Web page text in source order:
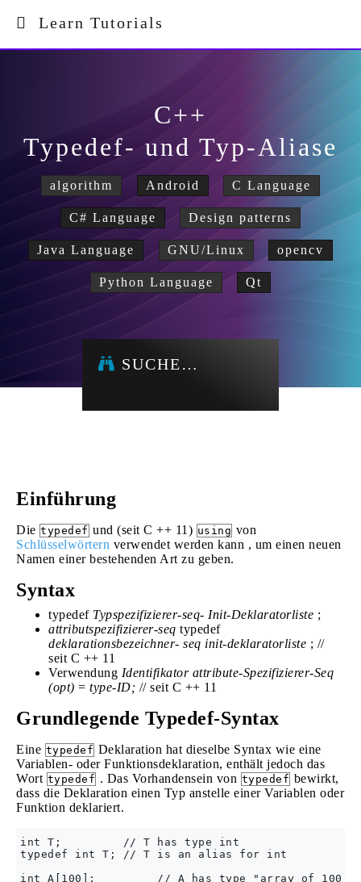
Learn Tutorials
C++
Typedef- und Typ-Aliase
algorithm Android C Language
C# Language Design patterns
Java Language GNU/Linux opencv
Python Language Qt
SUCHE…
Einführung
Die typedef und (seit C ++ 11) using von
Schlüsselwörtern verwendet werden kann , um einen neuen
Namen einer bestehenden Art zu geben.
Syntax
typedef Typspezifizierer-seq- Init-Deklaratorliste ;
attributspezifizierer-seq typedef
deklarationsbezeichner- seq init-deklaratorliste ; //
seit C ++ 11
Verwendung Identifikator attribute-Spezifizierer-Seq
(opt) = type-ID; // seit C ++ 11
Grundlegende Typedef-Syntax
Eine typedef Deklaration hat dieselbe Syntax wie eine
Variablen- oder Funktionsdeklaration, enthält jedoch das
Wort typedef . Das Vorhandensein von typedef bewirkt,
dass die Deklaration einen Typ anstelle einer Variablen oder
Funktion deklariert.
int T;         // T has type int
typedef int T; // T is an alias for int
int A[100];         // A has type "array of 100